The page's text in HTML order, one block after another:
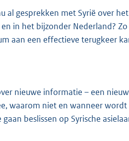
o
t
t
1
K
b
al gesprekken met Syrië over
in het bijzonder Nederland?
aan een effectieve terugkeer
nieuwe informatie – een
waarom niet en wanneer
beslissen op Syrische